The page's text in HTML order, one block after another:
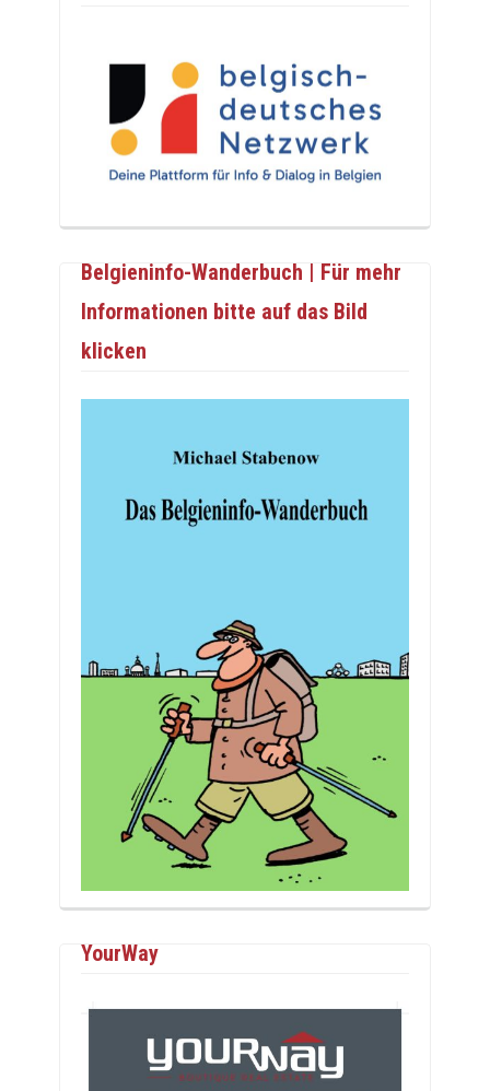
Belgieninfo-Wanderbuch | Für mehr
Informationen bitte auf das Bild
klicken
YourWay